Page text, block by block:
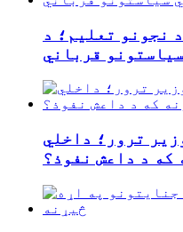
نجونو تعلیم؛ د
قرباني
ترور؛ داخلي
که د داعش نفوذ؟